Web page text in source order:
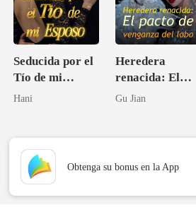
Seducida por el
Tío de mi
Esposo
Hani
Heredera
renacida: El
pacto de
Gu Jian
Obtenga su bonus en la App